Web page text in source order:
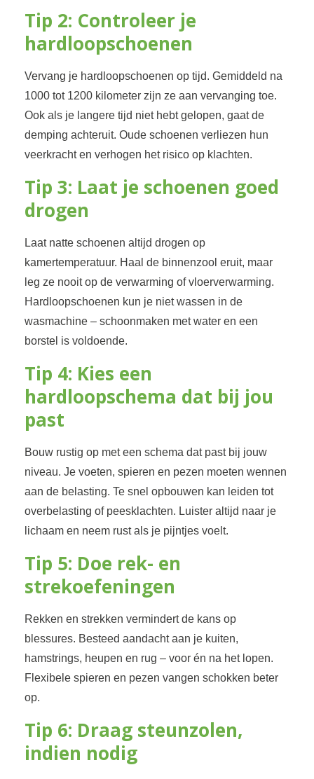
Tip 2: Controleer je
hardloopschoenen
Vervang je hardloopschoenen op tijd. Gemiddeld na
1000 tot 1200 kilometer zijn ze aan vervanging toe.
Ook als je langere tijd niet hebt gelopen, gaat de
demping achteruit. Oude schoenen verliezen hun
veerkracht en verhogen het risico op klachten.
Tip 3: Laat je schoenen goed
drogen
Laat natte schoenen altijd drogen op
kamertemperatuur. Haal de binnenzool eruit, maar
leg ze nooit op de verwarming of vloerverwarming.
Hardloopschoenen kun je niet wassen in de
wasmachine – schoonmaken met water en een
borstel is voldoende.
Tip 4: Kies een
hardloopschema dat bij jou
past
Bouw rustig op met een schema dat past bij jouw
niveau. Je voeten, spieren en pezen moeten wennen
aan de belasting. Te snel opbouwen kan leiden tot
overbelasting of peesklachten. Luister altijd naar je
lichaam en neem rust als je pijntjes voelt.
Tip 5: Doe rek- en
strekoefeningen
Rekken en strekken vermindert de kans op
blessures. Besteed aandacht aan je kuiten,
hamstrings, heupen en rug – voor én na het lopen.
Flexibele spieren en pezen vangen schokken beter
op.
Tip 6: Draag steunzolen,
indien nodig